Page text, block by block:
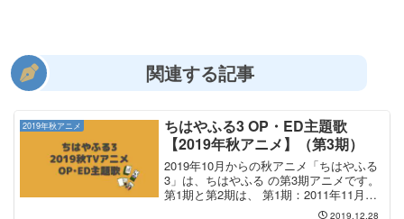
関連する記事
2019年秋アニメ
ちはやふる3 OP・ED主題歌
【2019年秋アニメ】（第3期）
2019年10月からの秋アニメ「ちはやふる
3」は、ちはやふる の第3期アニメです。
第1期と第2期は、 第1期：2011年11月～
2012年3月 第2期：2013年1月～2013年6
2019.12.28